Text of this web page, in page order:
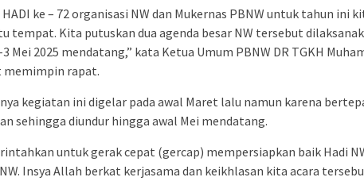
ke – 72 organisasi NW dan Mukernas PBNW untuk tahun ini
tempat. Kita putuskan dua agenda besar NW tersebut
Mei 2025 mendatang,” kata Ketua Umum PBNW DR TGKH
memimpin rapat.
kegiatan ini digelar pada awal Maret lalu namun karena
sehingga diundur hingga awal Mei mendatang.
untuk gerak cepat (gercap) mempersiapkan baik Hadi
Insya Allah berkat kerjasama dan keikhlasan kita acara